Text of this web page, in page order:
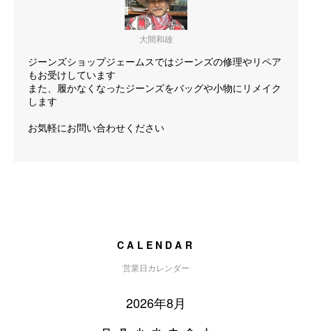
大間和雄
ジーンズショップジェームスではジーンズの修理やリペア
もお受けしています
また、履かなくなったジーンズをバッグや小物にリメイク
します
お気軽にお問い合わせください
CALENDAR
営業日カレンダー
2026年8月